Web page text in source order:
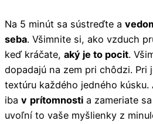
Na 5 minút sa sústreďte a
seba. Všimnite si, ako vzduch
keď kráčate, aký je to pocit.
dopadajú na zem pri chôdzi. Pri
textúru každého jedného
iba v prítomnosti a zameriate
uvoľní to vaše myšlienky z